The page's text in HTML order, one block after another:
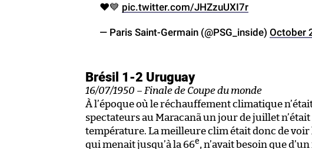
❤️💙 pic.twitter.com/JHZzuUXI7r
— Paris Saint-Germain (@PSG_inside) October
Brésil 1-2 Uruguay
16/07/1950 – Finale de Coupe du monde
À l’époque où le réchauffement climatique
spectateurs au Maracanã un jour de juillet
température. La meilleure clim était donc de voir
qui menait jusqu’à la 66e, n’avait besoin que